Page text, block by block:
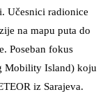
Učesnici radionice
na mapu puta do
Poseban fokus
Mobility Island) koju
iz Sarajeva.